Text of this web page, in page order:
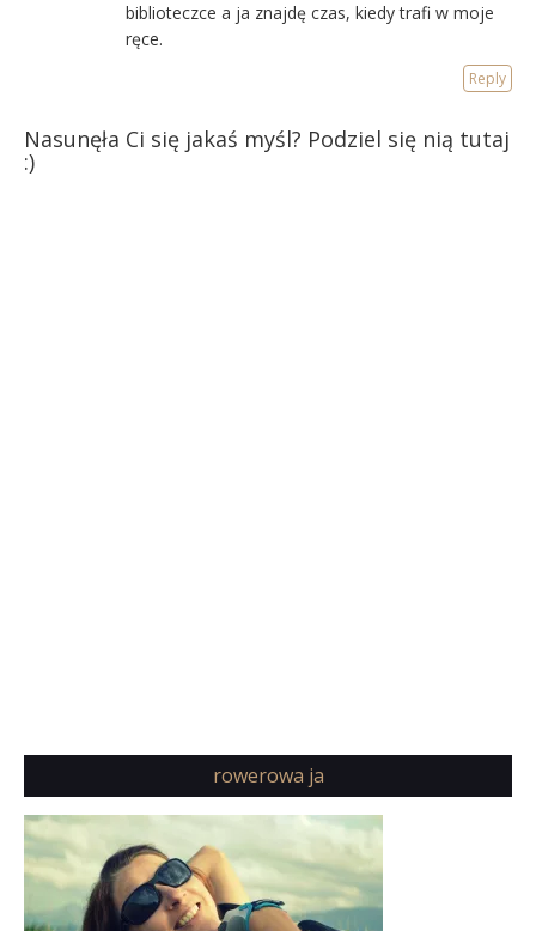
biblioteczce a ja znajdę czas, kiedy trafi w moje
ręce.
Reply
Nasunęła Ci się jakaś myśl? Podziel się nią tutaj
:)
rowerowa ja